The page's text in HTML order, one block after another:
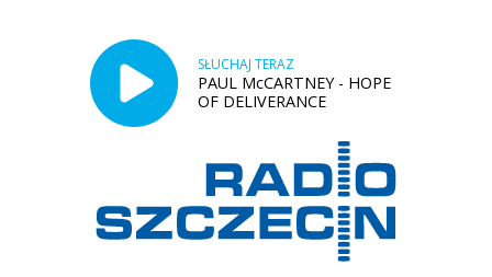
SŁUCHAJ TERAZ
PAUL McCARTNEY - HOPE
OF DELIVERANCE